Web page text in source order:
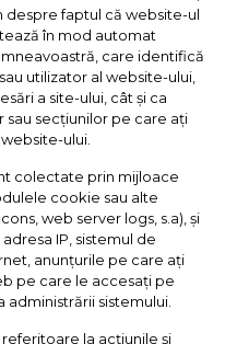
despre faptul că website-ul
în mod automat
care identifică
utilizator al website-ului,
a site-ului, cât și ca
sau secțiunilor pe care ați
ului.
colectate prin mijloace
cookie sau alte
web server logs, s.a), și
IP, sistemul de
anunțurile pe care ați
pe care le accesați pe
sistemului.
la acțiunile și